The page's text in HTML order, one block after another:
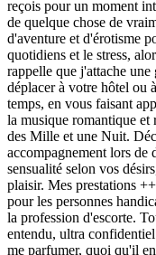
reçois pour un moment
de quelque chose de
d'aventure et d'érotisme
quotidiens et le stress,
rappelle que j'attache
déplacer à votre hôtel ou
temps, en vous faisant
la musique romantique et
des Mille et une Nuit.
accompagnement lors de
sensualité selon vos
plaisir. Mes prestations
pour les personnes
la profession d'escorte.
entendu, ultra
me parfumer, quoi qu'il